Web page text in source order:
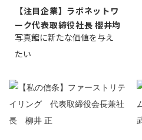
【注目企業】ラボネットワ
ーク代表取締役社長 櫻井均
写真館に新たな価値を与え
たい